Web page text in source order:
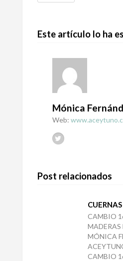
Este artículo lo ha
Mónica
Web:
Post relacionados
CUERNAS
CAMBIO
MADERAS
MÓNICA
CAMBIO